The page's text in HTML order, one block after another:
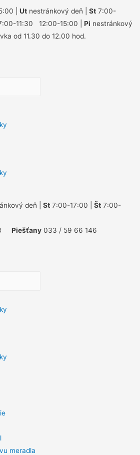
| Ut nestránkový deň | St 7:00-
11:30 12:00-15:00 | Pi nestránkový
od 11.30 do 12.00 hod.
deň | St 7:00-17:00 | Št 7:00-
Piešťany 033 / 59 66 146
meradla